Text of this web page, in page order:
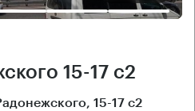
15-17 с2
15-17 с2